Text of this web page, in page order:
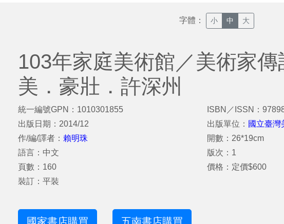
字體： 小 中 大
103年家庭美術館／美術家傳
美．豪壯．許深州
統一編號GPN：1010301855
出版日期：2014/12
作/編/譯者： 賴明珠
語言：中文
頁數：160
裝訂：平裝
ISBN／ISSN：
出版單位： 國立臺灣
開數：26*19cm
版次：1
價格：定價$600
國家書店購買 五南書店購買